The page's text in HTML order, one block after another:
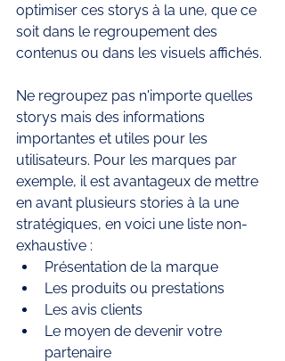
optimiser ces storys à la une, que ce
soit dans le regroupement des
contenus ou dans les visuels affichés.
Ne regroupez pas n'importe quelles
storys mais des informations
importantes et utiles pour les
utilisateurs. Pour les marques par
exemple, il est avantageux de mettre
en avant plusieurs stories à la une
stratégiques, en voici une liste non-
exhaustive :
Présentation de la marque
Les produits ou prestations
Les avis clients
Le moyen de devenir votre
partenaire